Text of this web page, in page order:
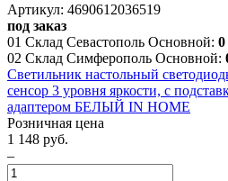
Артикул: 4690612036519
под заказ
01 Склад Севастополь Основной:
02 Склад Симферополь Основной:
Светильник настольный
сенсор 3 уровня яркости, с
адаптером БЕЛЫЙ IN HOME
Розничная цена
1 148 руб.
–